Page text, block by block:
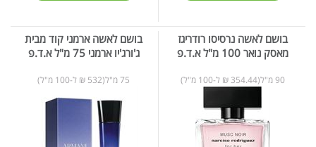
בושם לאשה נרסיסו רודריגז
מאסק נואר 100 מ"ל א.ד.פ
90 מ"ל(354.44 ₪ ל-100 מ"ל)
בושם לאשה ארמני קוד מבית
ג'ורג'יו ארמני 75 מ"ל א.ד.פ
75 מ"ל(532 ₪ ל-100 מ"ל)